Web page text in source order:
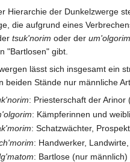
Hierarchie der Dunkelzwerge
die aufgrund eines
tsuk'norim oder der um'olgorim
"Bartlosen" gibt.
lässt sich insgesamt ein
beiden Stände nur männliche
: Priesterschaft der Arinor
: Kämpferinnen und
: Schatzwächter,
: Handwerker,
: Bartlose (nur männlich)